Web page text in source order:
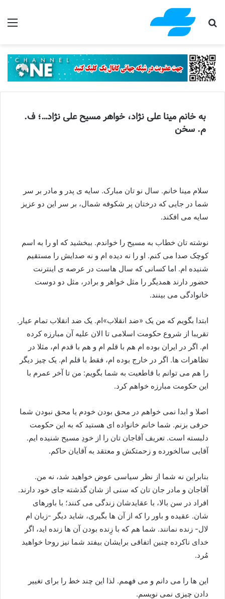
جستجو برای
به خانم مینا علی نژاد، خواهر مسیح علی نژاد…؛ ف.
م. سخن
سلام مینا خانم. سال نو تان مبارک. سایه ی پدر و مادر بر سر
شما در جایی که درختان پر شکوفه شمال، بر سر این دو عزیز
سایه می افکند.
نوشته تان خطاب به مسیح را خواندم. ببخشید که او را به اسم
کوچک صدا می کنم. او را نه دیده ام و نه صدایش را مستقیم
شنیده ام. اما کسانی که سال هاست در عرصه ی اینترنت
حضور دارند همدیگر را مثل خواهر و برادر، مثل دو دوست
خانوادگی می بینند.
ابتدا بگویم که من یک «ضد انقلاب»ام. یک ضد انقلاب تمام عیار.
تقریبا از شروع حکومت اسلامی تا الان علیه آن مبارزه کرده
ام. اگر در ایران بوده ام هم با قلم ام و هم با قدم ام، مثلا در
تظاهرات ها. اگر در خارج بوده ام، فقط با قلم ام. یک چیز دیگر
را هم می توانم با قاطعیت به شما بگویم: من تا آخر عمرم با
این حکومت مبارزه خواهم کرد.
اصلا و ابدا نمی خواهم در محق بودن خودم یا محق نبودن شما
حرفی بزنم. شما خانم خانواده ای هستید که به این حکومت
دلبسته است. تعریف آقاجان تان را از خودِ مسیح شنیده ایم.
آقایی سالخورده و زحمتکش و معتقد به آقایان حاکم.
بنابراین نه شما از نظر سیاسی عوض خواهید شد، نه من.
آقاجان و مادر جان تان که سنی از شان گذشته جای خود دارند.
افراد در سن بالا، با عقایدشان زندگی می کنند؛ با باورهای
شان. عقیده و باور را که از آن ها بگیری، شاید دیگر -زبان ام
لال- زنده نمانند. شما هم که با زِنده بودن آن ها زنده اید، اگر
خدای ناکرده چنین اتفاقی برایشان بیفتد شما نیز روحا خواهید
مُرد.
این ها را می دانم و می فهمم. لذا این چند خط را برای تغییر
دادن چیزی نمی نویسم.